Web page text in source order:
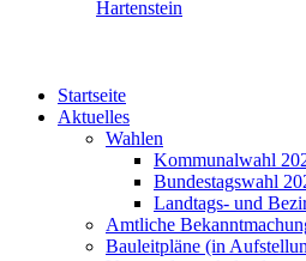
Startseite
Aktuelles
Wahlen
Kommunalwahl
Bundestagswahl
Landtags- und
Amtliche
Bauleitpläne (in